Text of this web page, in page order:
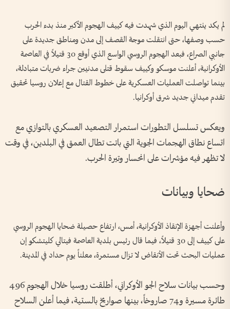
لم يكد ينتهي اليوم الذي شهدت فيه كييف الهجوم الأكبر منذ بدء الحرب
حسب وصفها، حتى انتقلت موجة القصف إلى مدن ومناطق جديدة على
جانبي الصراع، فبعد الهجوم الروسي الواسع الذي أوقع 30 قتيلاً في العاصمة
الأوكرانية، أعلنت موسكو وكييف سقوط قتلى مدنيين جراء ضربات متبادلة،
بينما تواصلت العمليات العسكرية على خطوط القتال مع إعلان روسيا تحقيق
تقدم ميداني جديد شرق أوكرانيا.
ويعكس تسلسل التطورات استمرار التصعيد العسكري بالتوازي مع
اتساع نطاق الهجمات الجوية التي باتت تطال العمق في البلدين، في وقت
لا تظهر فيه مؤشرات على انحسار وتيرة الحرب.
ضحايا وبيانات
وأعلنت أجهزة الإنقاذ الأوكرانية، أمس، ارتفاع حصيلة ضحايا الهجوم الروسي
على كييف إلى 30 قتيلاً، فيما قال رئيس بلدية العاصمة فيتالي كليتشكو إن
عمليات البحث تحت الأنقاض لا تزال مستمرة، معلناً يوم حداد في المدينة.
وحسب بيانات سلاح الجو الأوكراني، أطلقت روسيا خلال الهجوم 496
طائرة مسيرة و74 صاروخاً، بينها صواريخ بالستية، فيما أعلن السلاح